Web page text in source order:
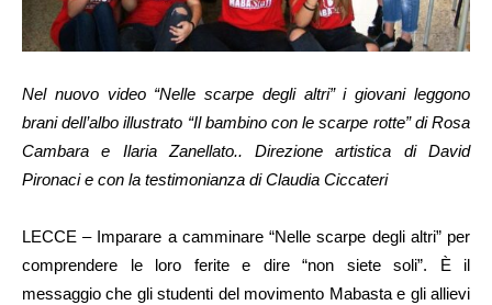
Nel nuovo video “Nelle scarpe degli altri” i giovani leggono
brani dell’albo illustrato “Il bambino con le scarpe rotte” di Rosa
Cambara e Ilaria Zanellato.. Direzione artistica di David
Pironaci e con la testimonianza di Claudia Ciccateri
LECCE – Imparare a camminare “Nelle scarpe degli altri” per
comprendere le loro ferite e dire “non siete soli”. È il
messaggio che gli studenti del movimento Mabasta e gli allievi